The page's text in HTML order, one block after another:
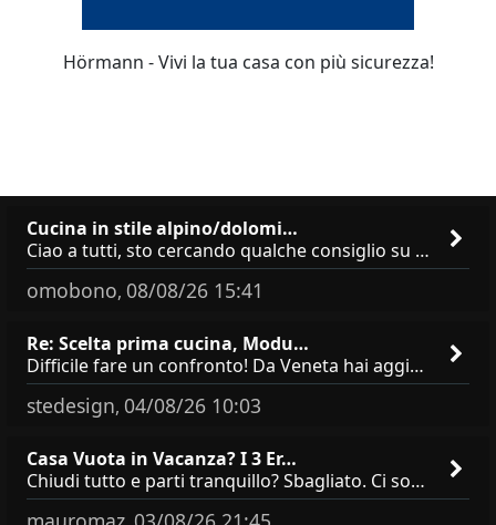
Hörmann - Vivi la tua casa con più sicurezza!
Cucina in stile alpino/dolomi…
Ciao a tutti, sto cercando qualche consiglio su **marchi/produttori di cucine in stile alpino, montano o dolomitico**,
omobono, 08/08/26 15:41
Re: Scelta prima cucina, Modu…
Difficile fare un confronto! Da Veneta hai aggiunto i pensili a tutta altezza e una colonna dispensa da 30, che da soli
stedesign, 04/08/26 10:03
Casa Vuota in Vacanza? I 3 Er…
Chiudi tutto e parti tranquillo? Sbagliato. Ci sono 3 comportamenti che dicono ai ladri &quot;sono via per due settimane